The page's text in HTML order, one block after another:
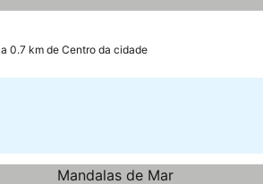
a 0.7 km de Centro da cidade